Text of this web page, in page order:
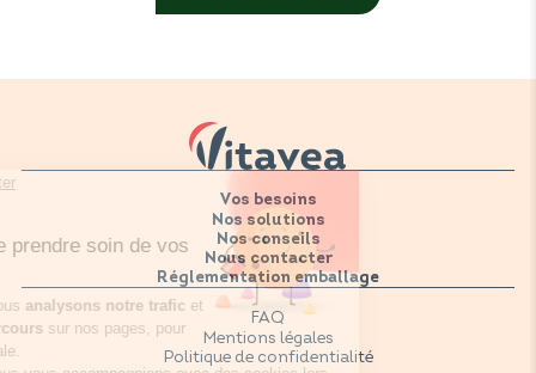
Vos besoins
Nos solutions
Nos conseils
Nous contacter
Réglementation emballage
FAQ
Mentions légales
Politique de confidentialité